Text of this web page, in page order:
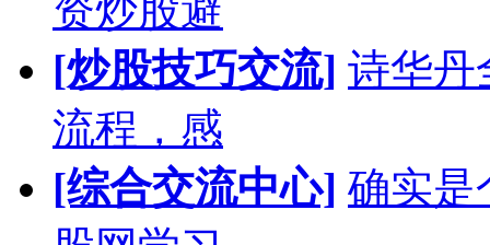
资炒股避
[炒股技巧交流] 诗华丹
流程，感
[综合交流中心] 确实是